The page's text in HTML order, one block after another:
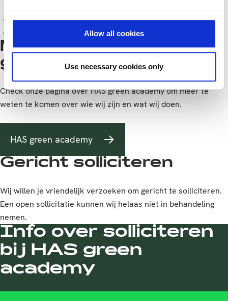
Allow all cookies
Use necessary cookies only
Ik heb een open blik en een brede kijk op de wereld
Ik wil in een internationale omgeving werken
Meer weten over HAS
green academy?
Check onze pagina over HAS green academy om meer te
weten te komen over wie wij zijn en wat wij doen.
HAS green academy
Gericht solliciteren
Wij willen je vriendelijk verzoeken om gericht te solliciteren.
Een open sollicitatie kunnen wij helaas niet in behandeling
nemen.
Info over solliciteren
bij HAS green
academy